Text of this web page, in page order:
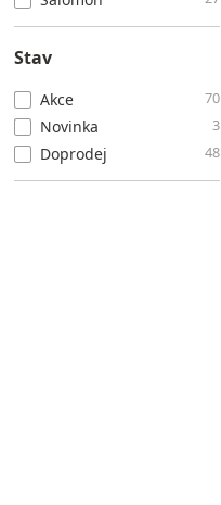
Stav
Akce 70
Novinka 3
Doprodej 48